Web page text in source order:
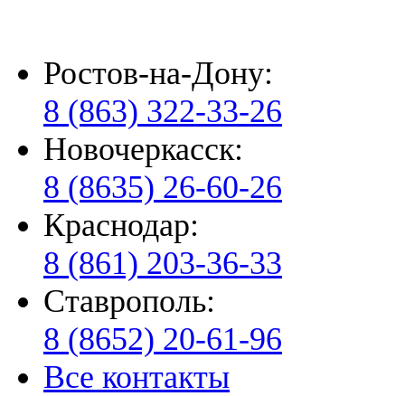
Ростов-на-Дону:
8 (863) 322-33-26
Новочеркасск:
8 (8635) 26-60-26
Краснодар:
8 (861) 203-36-33
Ставрополь:
8 (8652) 20-61-96
Все контакты